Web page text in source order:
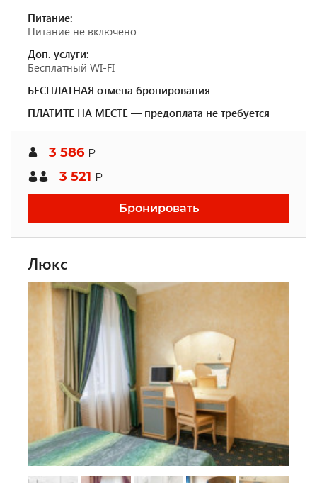
Питание:
Питание не включено
Доп. услуги:
Бесплатный WI-FI
БЕСПЛАТНАЯ отмена бронирования
ПЛАТИТЕ НА МЕСТЕ — предоплата не требуется
3 586 ₽
3 521 ₽
Бронировать
Люкс